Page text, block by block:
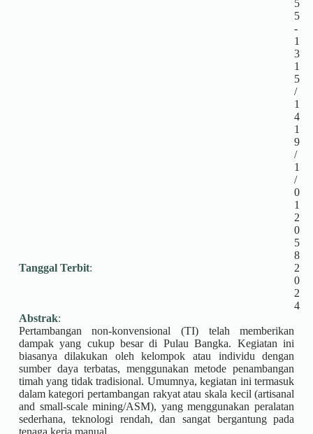
5
5
-
1
3
1
5
/
1
4
1
9
/
1
/
0
1
2
0
5
8
Tanggal Terbit:
2
0
2
4
Abstrak:
Pertambangan non-konvensional (TI) telah memberikan
dampak yang cukup besar di Pulau Bangka. Kegiatan ini
biasanya dilakukan oleh kelompok atau individu dengan
sumber daya terbatas, menggunakan metode penambangan
timah yang tidak tradisional. Umumnya, kegiatan ini termasuk
dalam kategori pertambangan rakyat atau skala kecil (artisanal
and small-scale mining/ASM), yang menggunakan peralatan
sederhana, teknologi rendah, dan sangat bergantung pada